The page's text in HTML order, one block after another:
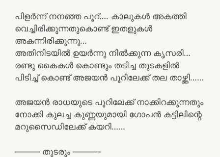
പിളർന്ന് നനഞ്ഞ പൂറ്…. കാലുകൾ അകത്തി
വെച്ചിരിക്കുന്നതുകൊണ്ട് ഇതളുകൾ
അകന്നിരിക്കുന്നു…
അതിനിടയിൽ ഉയർന്നു നിൽക്കുന്ന കൃസരി…
രണ്ടു കൈകൾ കൊണ്ടും തടിച്ച തുടകളിൽ
പിടിച്ച് കൊണ്ട് അജയൻ പൂറിലേക്ക് തല താഴ്ത്തി……
അജയൻ രാധയുടെ പൂറിലേക്ക് നാക്കിറക്കുന്നതും
നോക്കി കുലച്ച കുണ്ണയുമായി ഗോപൻ കട്ടിലിന്റെ
മറുസൈഡിലേക്ക് കയറി……
——— തുടരും ———-